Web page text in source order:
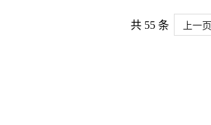
共 55 条 上一页